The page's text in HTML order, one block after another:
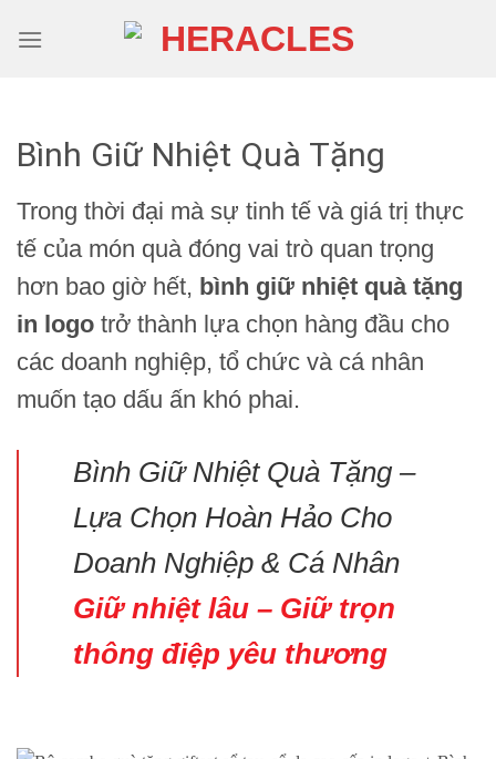
Bình Giữ Nhiệt Quà Tặng
Trong thời đại mà sự tinh tế và giá trị thực
tế của món quà đóng vai trò quan trọng
hơn bao giờ hết, bình giữ nhiệt quà tặng
in logo trở thành lựa chọn hàng đầu cho
các doanh nghiệp, tổ chức và cá nhân
muốn tạo dấu ấn khó phai.
Bình Giữ Nhiệt Quà Tặng –
Lựa Chọn Hoàn Hảo Cho
Doanh Nghiệp & Cá Nhân
Giữ nhiệt lâu – Giữ trọn
thông điệp yêu thương